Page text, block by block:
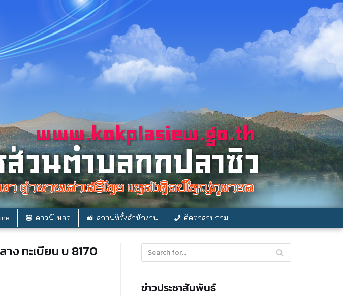
ดาวน์โหลด สถานที่ตั้งสำนักงาน ติดต่อสอบถาม
ง ทะเบียน บ 8170
ข่าวประชาสัมพันธ์